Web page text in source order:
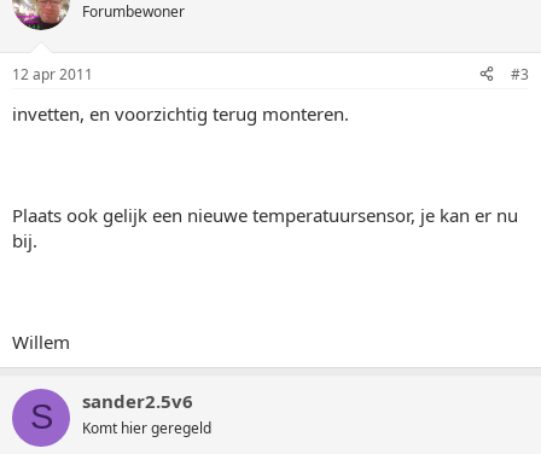
Forumbewoner
12 apr 2011 #3
invetten, en voorzichtig terug monteren.
Plaats ook gelijk een nieuwe temperatuursensor, je kan er nu
bij.
Willem
S sander2.5v6
Komt hier geregeld